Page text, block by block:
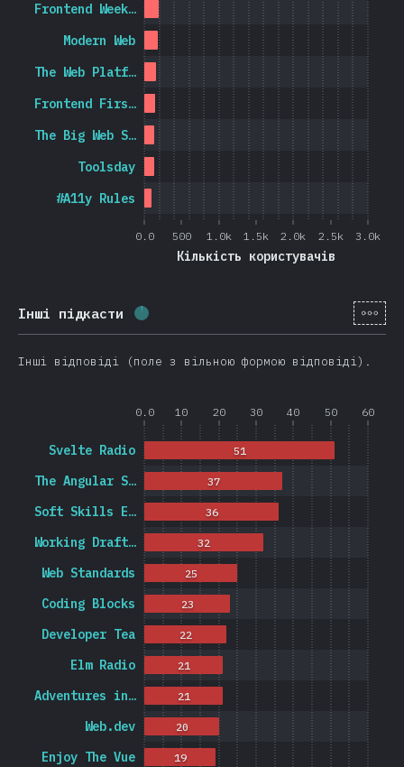
0.0 500 1.0k 1.5k 2.0k 2.5k 3.0k
Кількість користувачів
#A11y Rules
Toolsday
The Big Web S…
Frontend Firs…
The Web Platf…
Modern Web
Frontend Week…
Інші підкасти Відсоток заповнення: 442)
[ua-
Інші відповіді (поле з вільною формою відповіді).
0.0 10 20 30 40 50 60
Enjoy The Vue
Web.dev
Adventures in…
Elm Radio
Developer Tea
Coding Blocks
Web Standards
Working Draft…
Soft Skills E…
The Angular S…
Svelte Radio
19
20
21
21
22
23
25
32
36
37
51